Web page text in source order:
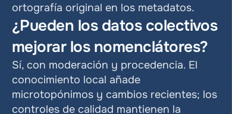
ortografía original en los metadatos.
¿Pueden los datos colectivos
mejorar los nomenclátores?
Sí, con moderación y procedencia. El
conocimiento local añade
microtopónimos y cambios recientes; los
controles de calidad mantienen la